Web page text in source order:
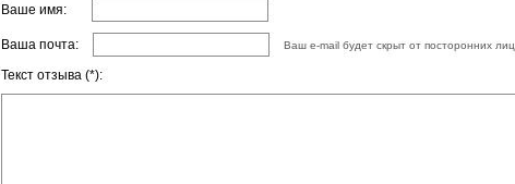
Ваше имя:
Ваша почта: Ваш e-mail будет скрыт от посторонних лиц
Текст отзыва (*):